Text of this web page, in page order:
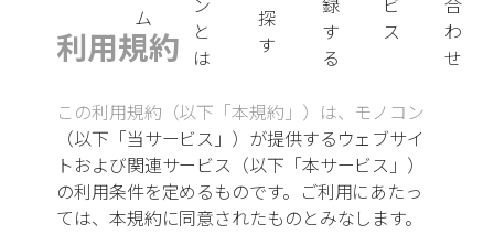
ム
と
は
探
す
す
る
ス
わ
せ
利用規約
この利用規約（以下「本規約」）は、モノコン
（以下「当サービス」）が提供するウェブサイ
トおよび関連サービス（以下「本サービス」）
の利用条件を定めるものです。ご利用にあたっ
ては、本規約に同意されたものとみなします。
ロケーション